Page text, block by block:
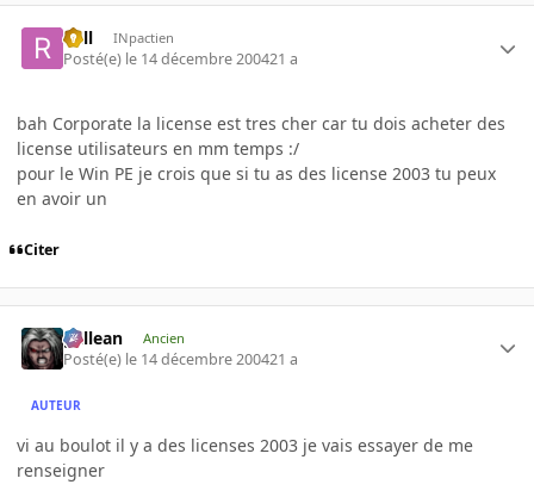
Rell INpactien
Posté(e) le 14 décembre 200421 a
bah Corporate la license est tres cher car tu dois acheter des
license utilisateurs en mm temps :/
pour le Win PE je crois que si tu as des license 2003 tu peux
en avoir un
Citer
gallean Ancien
Posté(e) le 14 décembre 200421 a
AUTEUR
vi au boulot il y a des licenses 2003 je vais essayer de me
renseigner